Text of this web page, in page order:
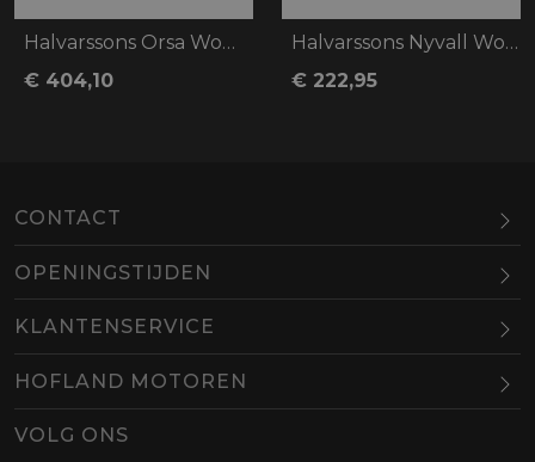
Halvarssons Orsa Woman
€ 404,10
Halvarssons Nyvall Woman
€ 222,95
CONTACT
BEL EMAIL
OPENINGSTIJDEN
Maandag
Dinsdag
10.00-18.00
Woensdag
Donderdag
KLANTENSERVICE
HOFLAND MOTOREN
VOLG ONS